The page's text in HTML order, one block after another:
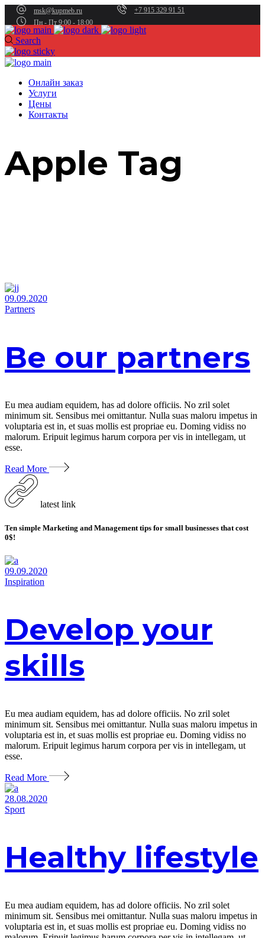
msk@kupmeb.ru
+7 915 329 91 51
Пн - Пт 9:00 - 18:00
Search
Онлайн заказ
Услуги
Цены
Контакты
Apple Tag
09.09.2020
Partners
Be our partners
Eu mea audiam equidem, has ad dolore officiis. No zril solet
minimum sit. Sensibus mei omittantur. Nulla suas maloru impetus in
voluptaria est in, et suas mollis est propriae eu. Doming vidiss no
malorum. Eripuit legimus harum corpora per vis in intellegam, ut
esse.
Read More
latest link
Ten simple Marketing and Management tips for small businesses that cost
0$!
09.09.2020
Inspiration
Develop your
skills
Eu mea audiam equidem, has ad dolore officiis. No zril solet
minimum sit. Sensibus mei omittantur. Nulla suas maloru impetus in
voluptaria est in, et suas mollis est propriae eu. Doming vidiss no
malorum. Eripuit legimus harum corpora per vis in intellegam, ut
esse.
Read More
28.08.2020
Sport
Healthy lifestyle
Eu mea audiam equidem, has ad dolore officiis. No zril solet
minimum sit. Sensibus mei omittantur. Nulla suas maloru impetus in
voluptaria est in, et suas mollis est propriae eu. Doming vidiss no